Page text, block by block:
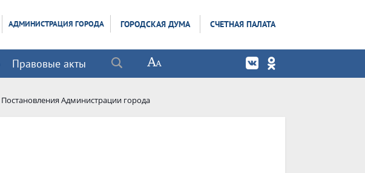
АДМИНИСТРАЦИЯ ГОРОДА ГОРОДСКАЯ ДУМА СЧЕТНАЯ ПАЛАТА
Правовые акты
Постановления Администрации города